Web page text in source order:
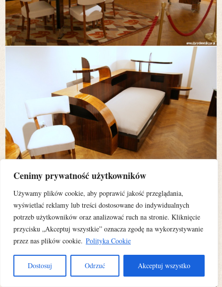
Cenimy prywatność użytkowników
Używamy plików cookie, aby poprawić jakość przeglądania,
wyświetlać reklamy lub treści dostosowane do indywidualnych
potrzeb użytkowników oraz analizować ruch na stronie. Kliknięcie
przycisku „Akceptuj wszystkie” oznacza zgodę na wykorzystywanie
przez nas plików cookie. Polityka Cookie
Dostosuj Odrzuć Akceptuj wszystko